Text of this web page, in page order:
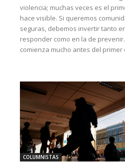
violencia; muchas veces es el
hace visible. Si queremos
seguras, debemos invertir tanto
responder como en la de
comienza mucho antes del
COLUMNISTAS